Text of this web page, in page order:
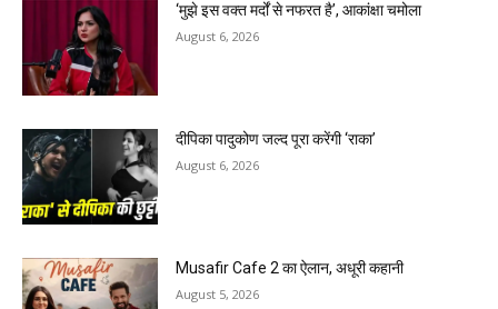
‘मुझे इस वक्त मर्दों से नफरत है’, आकांक्षा चमोला
August 6, 2026
दीपिका पादुकोण जल्द पूरा करेंगी ‘राका’
August 6, 2026
Musafir Cafe 2 का ऐलान, अधूरी कहानी
August 5, 2026